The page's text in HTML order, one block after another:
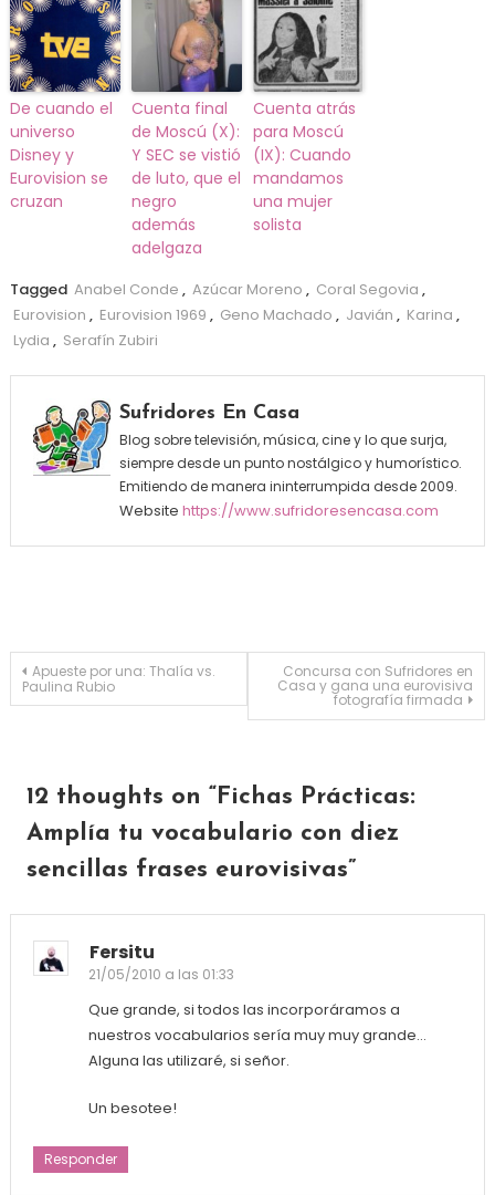
De cuando el
universo
Disney y
Eurovision se
cruzan
Cuenta final
de Moscú (X):
Y SEC se vistió
de luto, que el
negro
además
adelgaza
Cuenta atrás
para Moscú
(IX): Cuando
mandamos
una mujer
solista
Tagged Anabel Conde , Azúcar Moreno , Coral Segovia ,
Eurovision , Eurovision 1969 , Geno Machado , Javián , Karina ,
Lydia , Serafín Zubiri
Sufridores En Casa
Blog sobre televisión, música, cine y lo que surja,
siempre desde un punto nostálgico y humorístico.
Emitiendo de manera ininterrumpida desde 2009.
Website https://www.sufridoresencasa.com
Navegación de entradas
Apueste por una: Thalía vs.
Paulina Rubio
Concursa con Sufridores en
Casa y gana una eurovisiva
fotografía firmada
12 thoughts on “Fichas Prácticas:
Amplía tu vocabulario con diez
sencillas frases eurovisivas”
Fersitu
21/05/2010 a las 01:33
Que grande, si todos las incorporáramos a
nuestros vocabularios sería muy muy grande…
Alguna las utilizaré, si señor.
Un besotee!
Responder